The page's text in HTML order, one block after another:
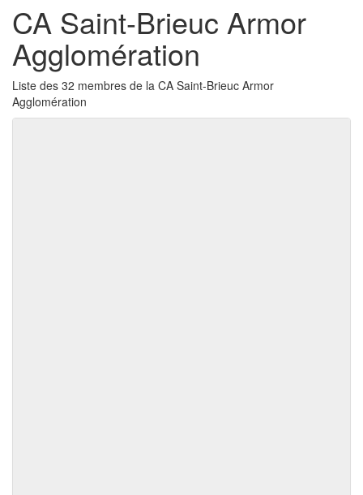
CA Saint-Brieuc Armor
Agglomération
Liste des 32 membres de la CA Saint-Brieuc Armor
Agglomération